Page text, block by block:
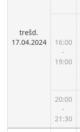
trešd.
17.04.2024
16:00
-
19:00
20:00
-
21:30